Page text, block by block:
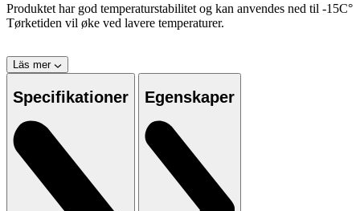
Produktet har god temperaturstabilitet og kan anvendes ned til -15C°
Tørketiden vil øke ved lavere temperaturer.
Läs mer
Specifikationer Egenskaper